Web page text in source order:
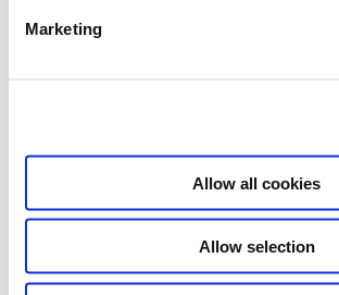
Marketing
Allow all cookies
Allow selection